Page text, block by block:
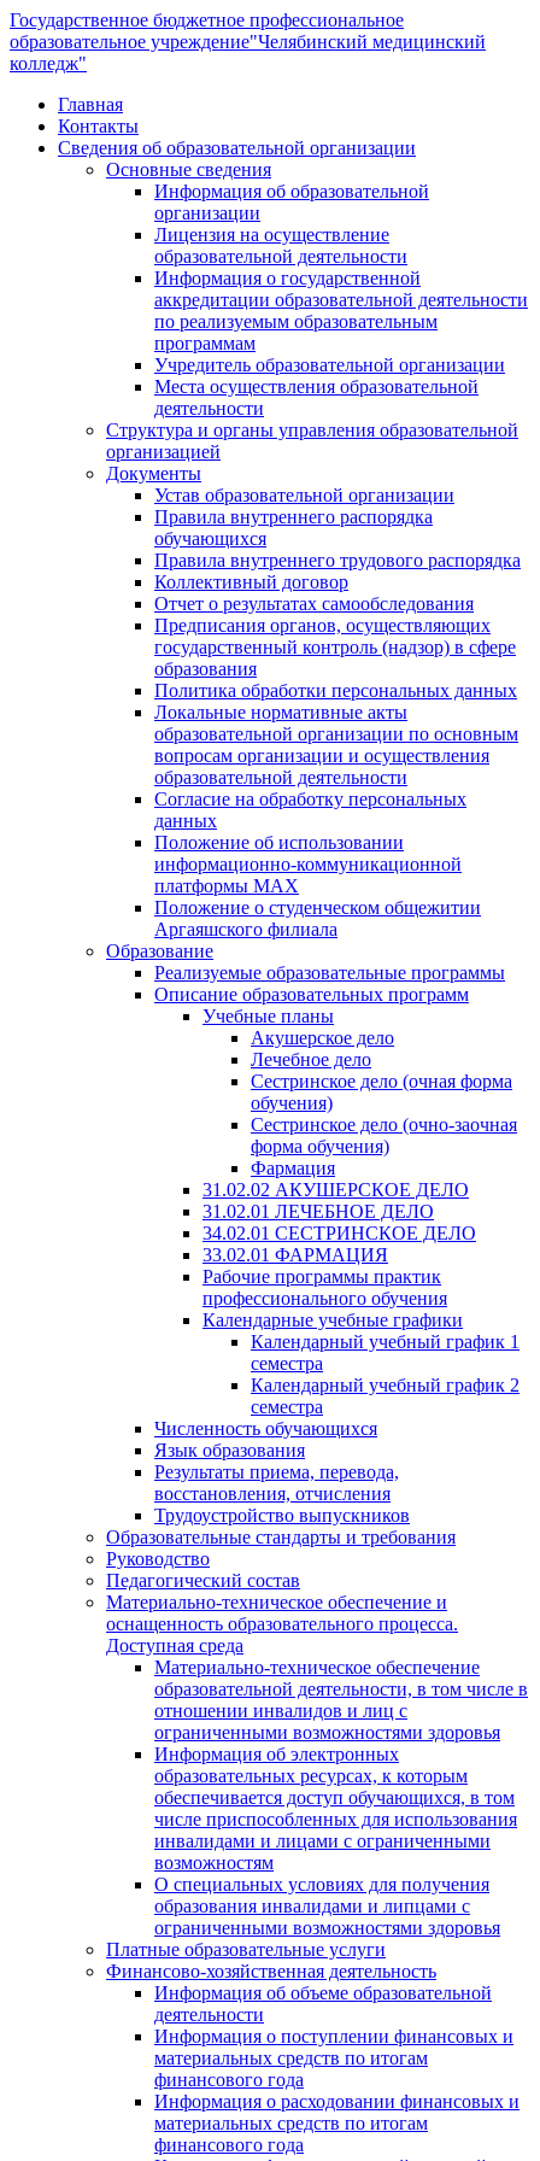
Государственное бюджетное профессиональное
образовательное учреждение"Челябинский медицинский
колледж"
Главная
Контакты
Сведения об образовательной организации
Основные сведения
Информация об образовательной
организации
Лицензия на осуществление
образовательной деятельности
Информация о государственной
аккредитации образовательной деятельности
по реализуемым образовательным
программам
Учредитель образовательной организации
Места осуществления образовательной
деятельности
Структура и органы управления образовательной
организацией
Документы
Устав образовательной организации
Правила внутреннего распорядка
обучающихся
Правила внутреннего трудового распорядка
Коллективный договор
Отчет о результатах самообследования
Предписания органов, осуществляющих
государственный контроль (надзор) в сфере
образования
Политика обработки персональных данных
Локальные нормативные акты
образовательной организации по основным
вопросам организации и осуществления
образовательной деятельности
Согласие на обработку персональных
данных
Положение об использовании
информационно-коммуникационной
платформы MAX
Положение о студенческом общежитии
Аргаяшского филиала
Образование
Реализуемые образовательные программы
Описание образовательных программ
Учебные планы
Акушерское дело
Лечебное дело
Сестринское дело (очная форма
обучения)
Сестринское дело (очно-заочная
форма обучения)
Фармация
31.02.02 АКУШЕРСКОЕ ДЕЛО
31.02.01 ЛЕЧЕБНОЕ ДЕЛО
34.02.01 СЕСТРИНСКОЕ ДЕЛО
33.02.01 ФАРМАЦИЯ
Рабочие программы практик
профессионального обучения
Календарные учебные графики
Календарный учебный график 1
семестра
Календарный учебный график 2
семестра
Численность обучающихся
Язык образования
Результаты приема, перевода,
восстановления, отчисления
Трудоустройство выпускников
Образовательные стандарты и требования
Руководство
Педагогический состав
Материально-техническое обеспечение и
оснащенность образовательного процесса.
Доступная среда
Материально-техническое обеспечение
образовательной деятельности, в том числе в
отношении инвалидов и лиц с
ограниченными возможностями здоровья
Информация об электронных
образовательных ресурсах, к которым
обеспечивается доступ обучающихся, в том
числе приспособленных для использования
инвалидами и лицами с ограниченными
возможностям
О специальных условиях для получения
образования инвалидами и липцами с
ограниченными возможностями здоровья
Платные образовательные услуги
Финансово-хозяйственная деятельность
Информация об объеме образовательной
деятельности
Информация о поступлении финансовых и
материальных средств по итогам
финансового года
Информация о расходовании финансовых и
материальных средств по итогам
финансового года